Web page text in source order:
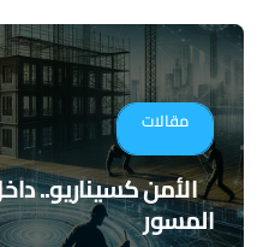
مقالات
الأمن كسيناريو..
المسور